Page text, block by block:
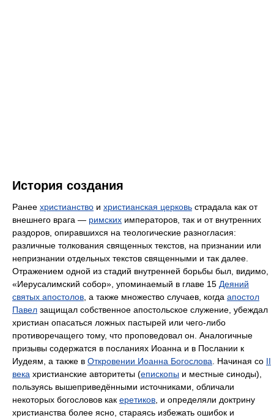
История создания
Ранее христианство и христианская церковь страдала как от
внешнего врага — римских императоров, так и от внутренних
раздоров, опиравшихся на теологические разногласия:
различные толкования священных текстов, на признании или
непризнании отдельных текстов священными и так далее.
Отражением одной из стадий внутренней борьбы был, видимо,
«Иерусалимский собор», упоминаемый в главе 15 Деяний
святых апостолов , а также множество случаев, когда апостол
Павел защищал собственное апостольское служение, убеждал
христиан опасаться ложных пастырей или чего-либо
противоречащего тому, что проповедовал он. Аналогичные
призывы содержатся в посланиях Иоанна и в Послании к
Иудеям, а также в Откровении Иоанна Богослова . Начиная со II
века христианские авторитеты (епископы и местные синоды),
пользуясь вышеприведёнными источниками, обличали
некоторых богословов как еретиков , и определяли доктрину
христианства более ясно, стараясь избежать ошибок и